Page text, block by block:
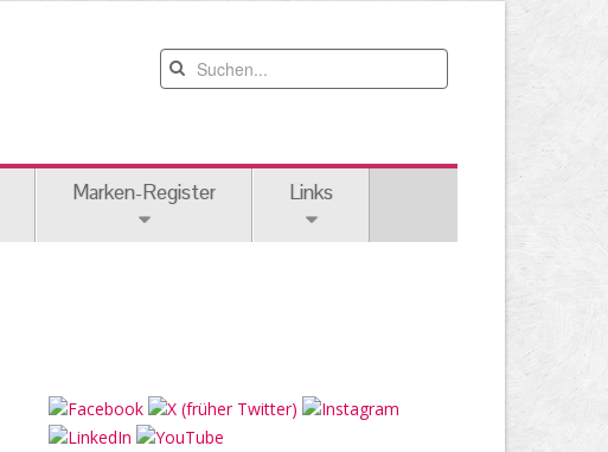
Marken-Register Links